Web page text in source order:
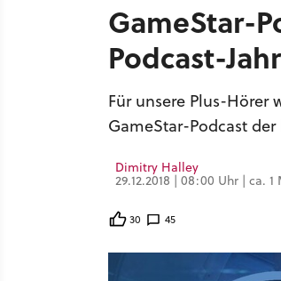
GameStar-
Podcast-
Für unsere Plus-Hörer
GameStar-Podcast
Dimitry Halley
29.12.2018 | 08:00 Uhr | ca.
30 45